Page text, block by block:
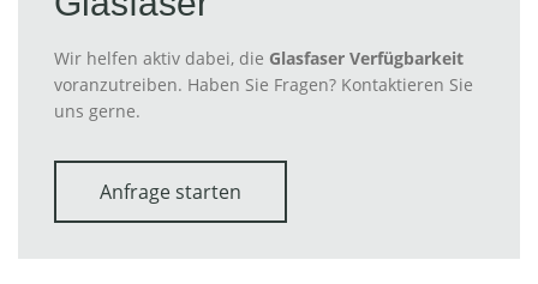
Wir helfen aktiv dabei, die Glasfaser Verfügbarkeit
voranzutreiben. Haben Sie Fragen? Kontaktieren Sie
uns gerne.
Anfrage starten